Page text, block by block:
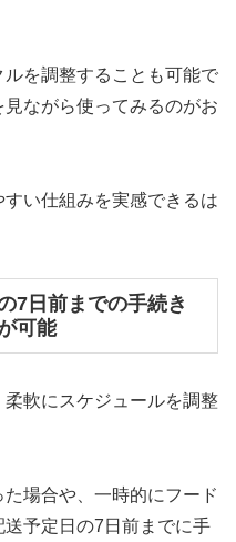
を調整することも可能で
ながら使ってみるのがお
い仕組みを実感できるは
7日前までの手続き
可能
軟にスケジュールを調整
場合や、一時的にフード
予定日の7日前までに手